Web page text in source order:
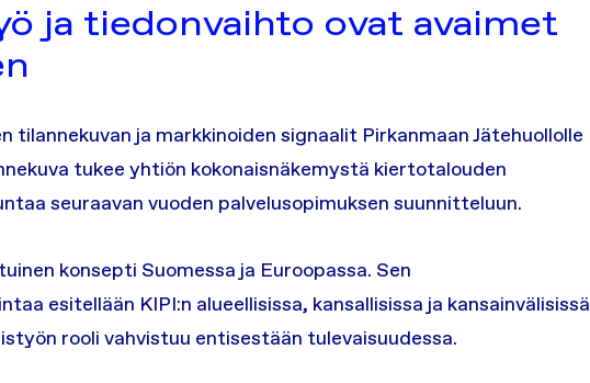
ja tiedonvaihto ovat avaimet
tilannekuvan ja markkinoiden signaalit Pirkanmaan Jätehuollolle
tukee yhtiön kokonaisnäkemystä kiertotalouden
seuraavan vuoden palvelusopimuksen suunnitteluun.
konsepti Suomessa ja Euroopassa. Sen
esitellään KIPI:n alueellisissa, kansallisissa ja kansainvälisissä
rooli vahvistuu entisestään tulevaisuudessa.